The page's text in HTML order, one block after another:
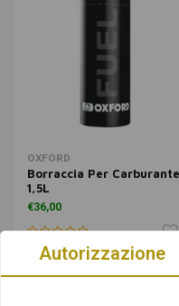
OXFORD
Borraccia Per Carburante
1,5L
€36,00
Autorizzazione